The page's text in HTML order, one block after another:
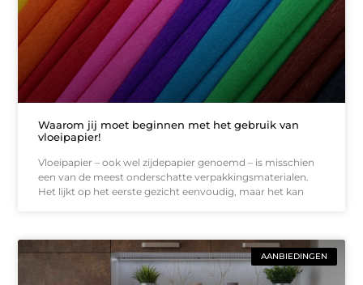
Waarom jij moet beginnen met het gebruik van
vloeipapier!
Vloeipapier – ook wel zijdepapier genoemd – is misschien
een van de meest onderschatte verpakkingsmaterialen.
Het lijkt op het eerste gezicht eenvoudig, maar het kan
AANBIEDINGEN